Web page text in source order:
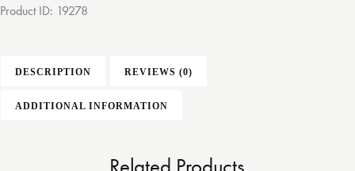
Product ID: 19278
DESCRIPTION REVIEWS (0)
ADDITIONAL INFORMATION